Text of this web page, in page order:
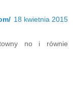
18 kwietnia 2015
no i równie